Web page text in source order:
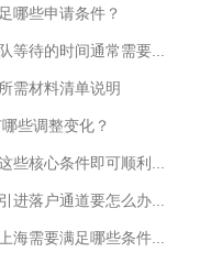
哪些申请条件？
等待的时间通常需要...
需材料清单说明
些调整变化？
些核心条件即可顺利...
进落户通道要怎么办...
海需要满足哪些条件...